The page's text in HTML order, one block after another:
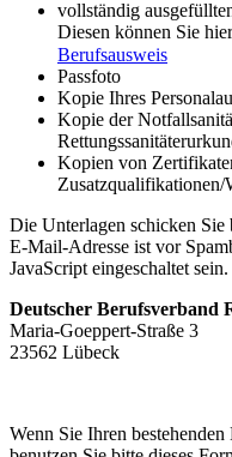
vollständig
Diesen können Sie
Berufsausweis
Passfoto
Kopie Ihres
Kopie der
Kopien von
Zusatzqualifikationen/
Die Unterlagen schicken
E-Mail-Adresse ist vor
JavaScript eingeschaltet sein.
Deutscher Berufsverband
Maria-Goeppert-Straße 3
23562 Lübeck
Wenn Sie Ihren